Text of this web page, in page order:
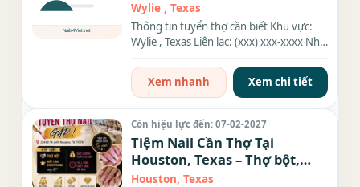
Wylie , Texas
Thông tin tuyển thợ cần biết Khu vực:
Wylie , Texas Liên lạc: (xxx) xxx-xxxx Nhu
Xem nhanh
Xem chi tiết
Còn hiệu lực đến: 07-02-2027
Tiệm Nail Cần Thợ Tại
Houston, Texas – Thợ bột,
Everything
Houston, Texas